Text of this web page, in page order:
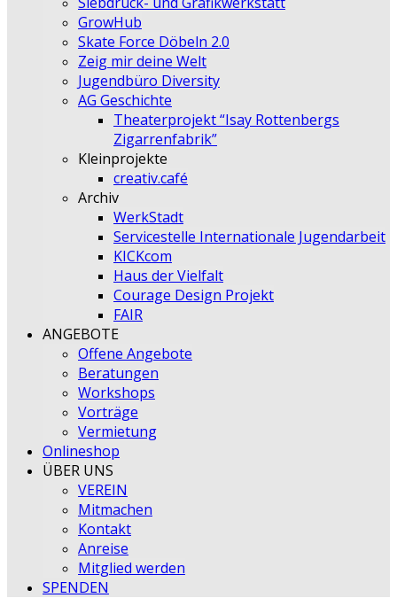
GrowHub
Skate Force Döbeln 2.0
Zeig mir deine Welt
Jugendbüro Diversity
AG Geschichte
Theaterprojekt “Isay Rottenbergs
Zigarrenfabrik”
Kleinprojekte
creativ.café
Archiv
WerkStadt
Servicestelle Internationale Jugendarbeit
KICKcom
Haus der Vielfalt
Courage Design Projekt
FAIR
ANGEBOTE
Offene Angebote
Beratungen
Workshops
Vorträge
Vermietung
Onlineshop
ÜBER UNS
VEREIN
Mitmachen
Kontakt
Anreise
Mitglied werden
SPENDEN